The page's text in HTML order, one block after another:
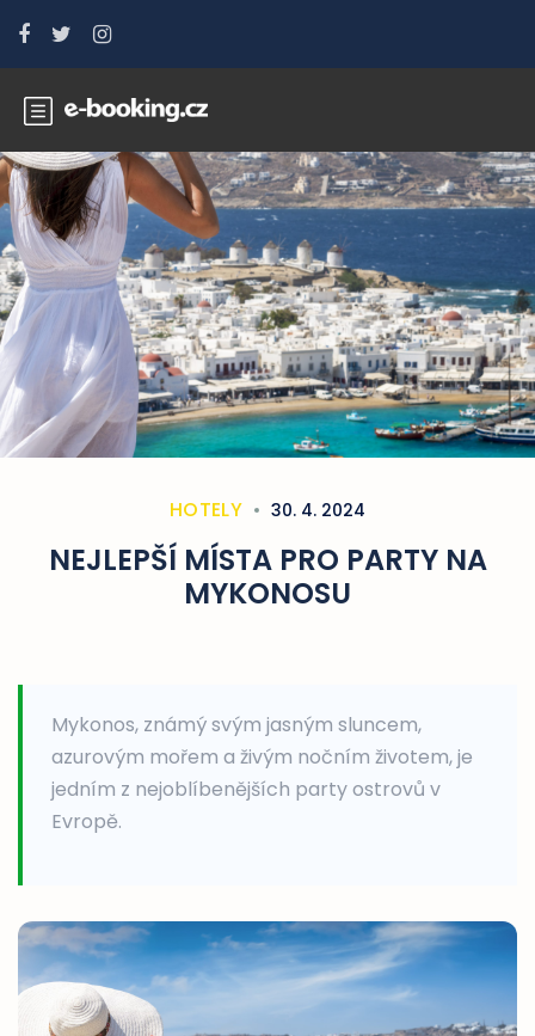
HOTELY 30. 4. 2024
NEJLEPŠÍ MÍSTA PRO PARTY NA
MYKONOSU
Mykonos, známý svým jasným sluncem,
azurovým mořem a živým nočním životem, je
jedním z nejoblíbenějších party ostrovů v
Evropě.